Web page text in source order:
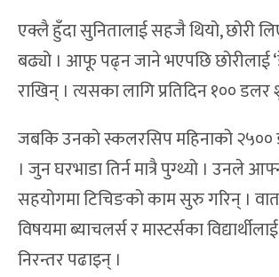
एक्लै हुँदा सुनितालाई सहजै थियो, छोरी
बढ्यो । आफू पढ्न जाने भएपछि छोरीलाई
राखिन् । त्यसका लागि प्रतिदिन १०० डलर
जबकि उनको स्कलरसिप महिनाको २५००
। जुन घरभाडा तिर्न मात्रै पुग्थ्यो । उनले
सहयोगमा टिचिङको काम सुरु गरिन् ।
विषयमा ब्याचलर्स र मास्टर्सका
निरन्तर पढाइन् ।